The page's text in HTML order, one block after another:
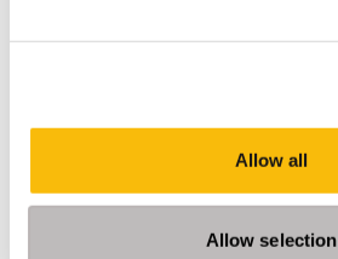
Allow all
Allow selection
Tags